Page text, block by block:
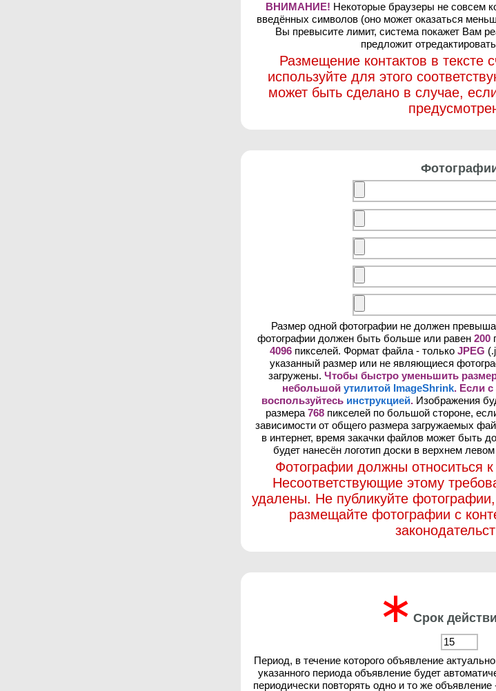
ВНИМАНИЕ! Некоторые браузеры не совсем
введённых символов (оно может оказаться
Вы превысите лимит, система покажет Вам
предложит
Размещение контактов в тексте
используйте для этого
может быть сделано в случае,
Размер одной фотографии не должен
фотографии должен быть больше или равен 200
4096 пикселей. Формат файла - только JPEG
указанный размер или не являющиеся
загружены. Чтобы быстро уменьшить
небольшой утилитой ImageShrink. Если с
воспользуйтесь инструкцией. Изображения
размера 768пикселей по большой стороне,
зависимости от общего размера загружаемых
в интернет, время закачки файлов может быть
будет нанесён логотип доски в верхнем
Фотографии должны относиться
Несоответствующие этому
удалены. Не публикуйте
размещайте фотографии с
∗ Срок
Период, в течение которого объявление
указанного периода объявление будет
периодически повторять одно и то же